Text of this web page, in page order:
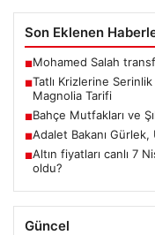
Son Eklenen
■Mohamed Salah
■Tatlı Krizlerine
Magnolia Tarifi
■Bahçe Mutfakları ve
■Adalet Bakanı
■Altın fiyatları canlı 7
oldu?
Güncel